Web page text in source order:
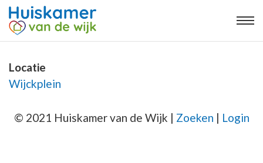
Locatie
Wijckplein
© 2021 Huiskamer van de Wijk | Zoeken | Login